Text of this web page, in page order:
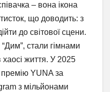
– вона ікона
що доводить: з
до світової сцени.
“Дим”, стали гімнами
життя. У 2025
YUNA за
з мільйонами